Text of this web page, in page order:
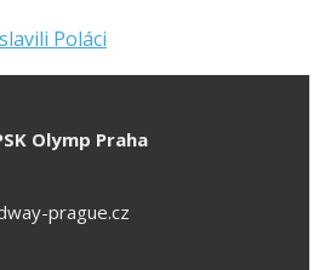
Poláci
Olymp Praha
prague.cz